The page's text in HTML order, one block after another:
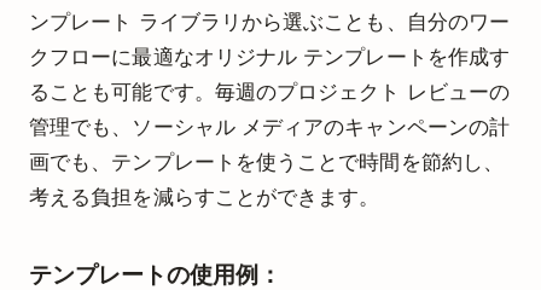
ンプレート ライブラリから選ぶことも、自分のワー
クフローに最適なオリジナル テンプレートを作成す
ることも可能です。毎週のプロジェクト レビューの
管理でも、ソーシャル メディアのキャンペーンの計
画でも、テンプレートを使うことで時間を節約し、
考える負担を減らすことができます。
テンプレートの使用例：